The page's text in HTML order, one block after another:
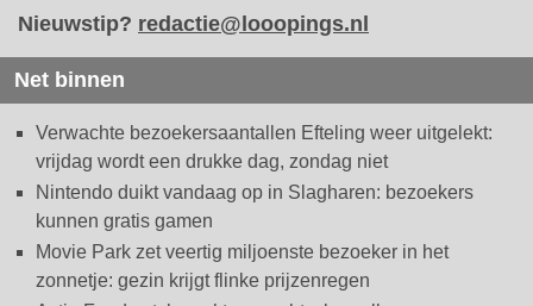
Nieuwstip? redactie@looopings.nl
Net binnen
Verwachte bezoekersaantallen Efteling weer uitgelekt:
vrijdag wordt een drukke dag, zondag niet
Nintendo duikt vandaag op in Slagharen: bezoekers
kunnen gratis gamen
Movie Park zet veertig miljoenste bezoeker in het
zonnetje: gezin krijgt flinke prijzenregen